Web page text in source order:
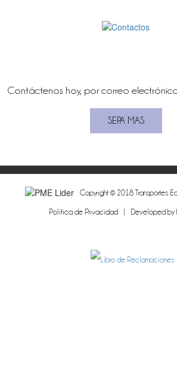
Contáctenos hoy, por correo
Copyright © 2018 Transportes
Política de Privacidad | Developed by